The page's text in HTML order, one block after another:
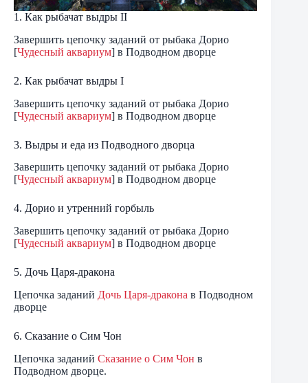
1. Как рыбачат выдры II
Завершить цепочку заданий от рыбака Дорио
[Чудесный аквариум] в Подводном дворце
2. Как рыбачат выдры I
Завершить цепочку заданий от рыбака Дорио
[Чудесный аквариум] в Подводном дворце
3. Выдры и еда из Подводного дворца
Завершить цепочку заданий от рыбака Дорио
[Чудесный аквариум] в Подводном дворце
4. Дорио и утренний горбыль
Завершить цепочку заданий от рыбака Дорио
[Чудесный аквариум] в Подводном дворце
5. Дочь Царя-дракона
Цепочка заданий Дочь Царя-дракона в Подводном
дворце
6. Сказание о Сим Чон
Цепочка заданий Сказание о Сим Чон в
Подводном дворце.